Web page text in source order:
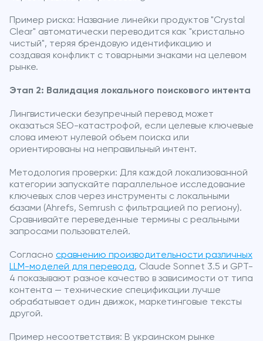
Пример риска: Название линейки продуктов "Crystal
Clear" автоматически переводится как "кристально
чистый", теряя брендовую идентификацию и
создавая конфликт с товарными знаками на целевом
рынке.
Этап 2: Валидация локального поискового интента
Лингвистически безупречный перевод может
оказаться SEO-катастрофой, если целевые ключевые
слова имеют нулевой объем поиска или
ориентированы на неправильный интент.
Методология проверки: Для каждой локализованной
категории запускайте параллельное исследование
ключевых слов через инструменты с локальными
базами (Ahrefs, Semrush с фильтрацией по региону).
Сравнивайте переведенные термины с реальными
запросами пользователей.
Согласно сравнению производительности различных
LLM-моделей для перевода, Claude Sonnet 3.5 и GPT-
4 показывают разное качество в зависимости от типа
контента — технические спецификации лучше
обрабатывает один движок, маркетинговые тексты
другой.
Пример несоответствия: В украинском рынке